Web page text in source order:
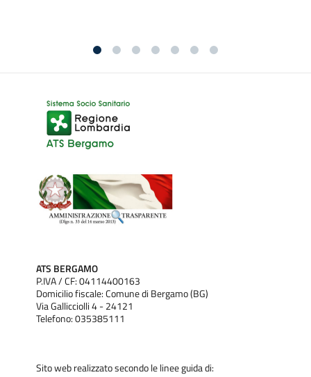
ATS BERGAMO
P.IVA / CF: 04114400163
Domicilio fiscale: Comune di Bergamo (BG)
Via Gallicciolli 4 - 24121
Telefono: 035385111
Sito web realizzato secondo le linee guida di: